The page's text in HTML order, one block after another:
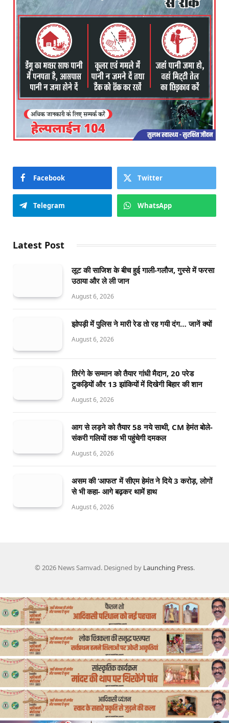
Facebook Twitter
Telegram WhatsApp
Latest Post
लूट की साजिश के बीच हुई गाली-गलौज, गुस्से में फरसा
उठाया और ले ली जान
August 6, 2026
झोपड़ी में पुलिस ने मारी रेड तो रह गयी दंग… जानें क्यों
August 6, 2026
तिरंगे के सम्मान को तैयार गांधी मैदान, 20 परेड
टुकड़ियों और 13 झांकियों में दिखेगी बिहार की शान
August 6, 2026
आग से लड़ने को तैयार 58 नये साथी, CM हेमंत बोले-
संकरी गलियों तक भी पहुंचेगी दमकल
August 6, 2026
असम की ‘आफत’ में सीएम हेमंत ने दिये 3 करोड़, लोगों
से भी कहा- आगे बढ़कर थामें हाथ
August 6, 2026
© 2026 News Samvad. Designed by Launching Press.